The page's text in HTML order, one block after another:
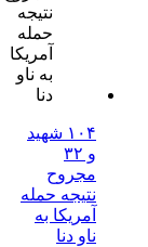
۱۰۴ شهید
و ۳۲
مجروح
نتیجه حمله
آمریکا به
ناو دنا